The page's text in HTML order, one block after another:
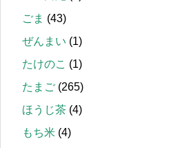
ごま (43)
ぜんまい (1)
たけのこ (1)
たまご (265)
ほうじ茶 (4)
もち米 (4)